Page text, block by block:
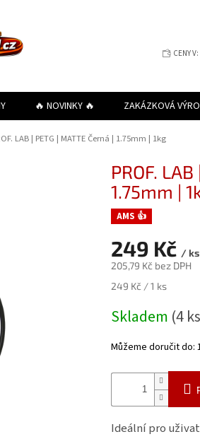
CENY V:
🔥 NOVINKY 🔥 ZAKÁZKOVÁ
LAB | PETG | MATTE Černá | 1.75mm | 1kg
PROF.
1.75mm |
AMS 👍
249 Kč / ks
205,79 Kč bez DPH
Měrná
249 Kč / 1 ks
Skladem (4
Můžeme doručit do:
Ideální pro